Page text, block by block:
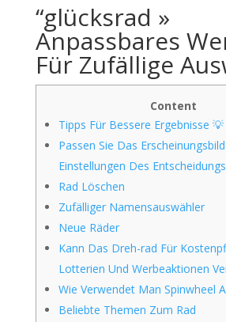
“glücksrad »
Anpassbares
Für Zufällige
Content
Tipps Für Bessere Ergebnisse 💡
Passen Sie Das
Einstellungen Des
Rad Löschen
Zufälliger Namensauswähler
Neue Räder
Kann Das Dreh-rad Für
Lotterien Und Werbeaktionen
Wie Verwendet Man Spinwheel
Beliebte Themen Zum Rad